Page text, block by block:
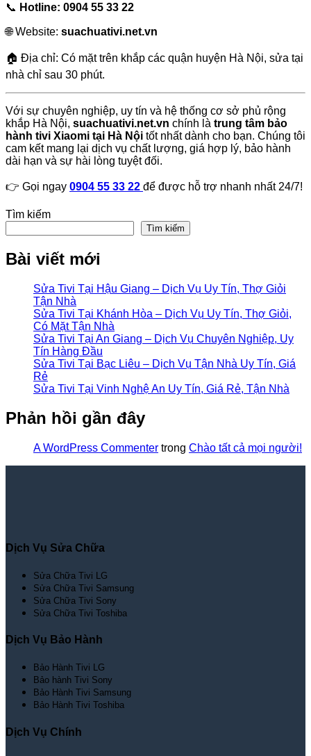
📞 Hotline: 0904 55 33 22
🌐 Website: suachuativi.net.vn
🏠 Địa chỉ: Có mặt trên khắp các quận huyện Hà Nội, sửa tại
nhà chỉ sau 30 phút.
Với sự chuyên nghiệp, uy tín và hệ thống cơ sở phủ rộng
khắp Hà Nội, suachuativi.net.vn chính là trung tâm bảo
hành tivi Xiaomi tại Hà Nội tốt nhất dành cho bạn. Chúng tôi
cam kết mang lại dịch vụ chất lượng, giá hợp lý, bảo hành
dài hạn và sự hài lòng tuyệt đối.
👉 Gọi ngay 0904 55 33 22 để được hỗ trợ nhanh nhất 24/7!
Tìm kiếm
Tìm kiếm
Bài viết mới
Sửa Tivi Tại Hậu Giang – Dịch Vụ Uy Tín, Thợ Giỏi
Tận Nhà
Sửa Tivi Tại Khánh Hòa – Dịch Vụ Uy Tín, Thợ Giỏi,
Có Mặt Tận Nhà
Sửa Tivi Tại An Giang – Dịch Vụ Chuyên Nghiệp, Uy
Tín Hàng Đầu
Sửa Tivi Tại Bạc Liêu – Dịch Vụ Tận Nhà Uy Tín, Giá
Rẻ
Sửa Tivi Tại Vinh Nghệ An Uy Tín, Giá Rẻ, Tận Nhà
Phản hồi gần đây
A WordPress Commenter trong Chào tất cả mọi người!
Dịch Vụ Sửa Chữa
Sửa Chữa Tivi LG
Sửa Chữa Tivi Samsung
Sửa Chữa Tivi Sony
Sửa Chữa Tivi Toshiba
Dịch Vụ Bảo Hành
Bảo Hành Tivi LG
Bảo hành Tivi Sony
Bảo Hành Tivi Samsung
Bảo Hành Tivi Toshiba
Dịch Vụ Chính